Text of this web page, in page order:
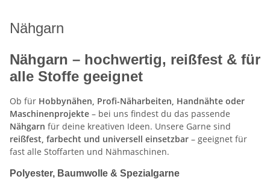
Nähgarn
Nähgarn – hochwertig, reißfest & für
alle Stoffe geeignet
Ob für Hobbynähen, Profi-Näharbeiten, Handnähte oder
Maschinenprojekte – bei uns findest du das passende
Nähgarn für deine kreativen Ideen. Unsere Garne sind
reißfest, farbecht und universell einsetzbar – geeignet für
fast alle Stoffarten und Nähmaschinen.
Polyester, Baumwolle & Spezialgarne